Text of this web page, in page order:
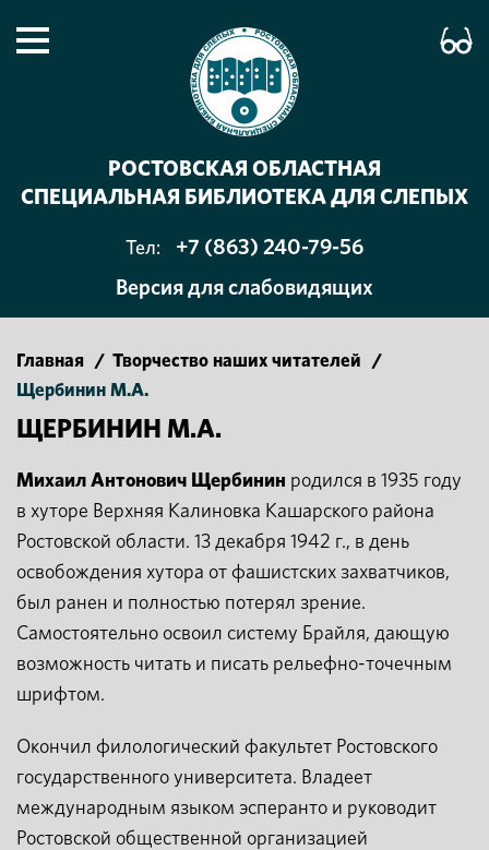
РОСТОВСКАЯ ОБЛАСТНАЯ
СПЕЦИАЛЬНАЯ БИБЛИОТЕКА ДЛЯ СЛЕПЫХ
Тел:
+7 (863) 240-79-56
Версия для слабовидящих
Главная / Творчество наших читателей
/
Щербинин М.А.
ЩЕРБИНИН М.А.
Михаил Антонович Щербинин родился в 1935 году
в хуторе Верхняя Калиновка Кашарского района
Ростовской области. 13 декабря 1942 г., в день
освобождения хутора от фашистских захватчиков,
был ранен и полностью потерял зрение.
Самостоятельно освоил систему Брайля, дающую
возможность читать и писать рельефно-точечным
шрифтом.
Окончил филологический факультет Ростовского
государственного университета. Владеет
международным языком эсперанто и руководит
Ростовской общественной организацией